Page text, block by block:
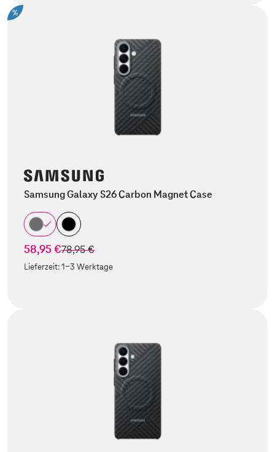
%
Samsung Galaxy S26 Carbon Magnet Case
58,95 €statt
78,95 €
Lieferzeit:1-3 Werktage